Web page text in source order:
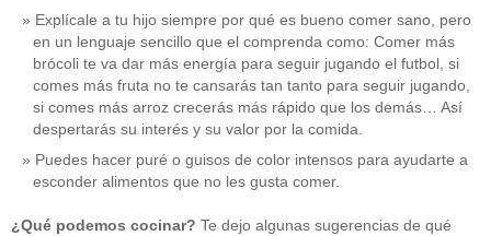
Explícale a tu hijo siempre por qué es bueno comer sano, pero
en un lenguaje sencillo que el comprenda como: Comer más
brócoli te va dar más energía para seguir jugando el futbol, si
comes más fruta no te cansarás tan tanto para seguir jugando,
si comes más arroz crecerás más rápido que los demás… Así
despertarás su interés y su valor por la comida.
Puedes hacer puré o guisos de color intensos para ayudarte a
esconder alimentos que no les gusta comer.
¿Qué podemos cocinar? Te dejo algunas sugerencias de qué